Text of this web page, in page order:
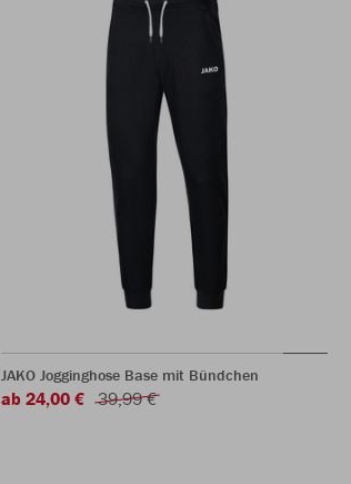
JAKO Jogginghose Base mit Bündchen
ab 24,00 € 39,99 €